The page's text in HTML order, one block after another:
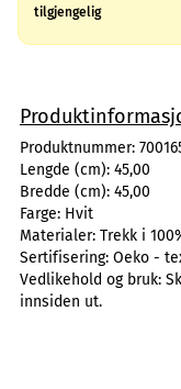
tilgjengelig
Produktnummer:
Lengde (cm): 45,00
Bredde (cm): 45,00
Farge: Hvit
Materialer: Trekk i
Sertifisering: Oeko -
Vedlikehold og bruk:
innsiden ut.